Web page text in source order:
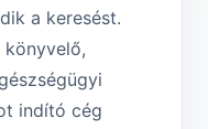
a keresést.
indító cég